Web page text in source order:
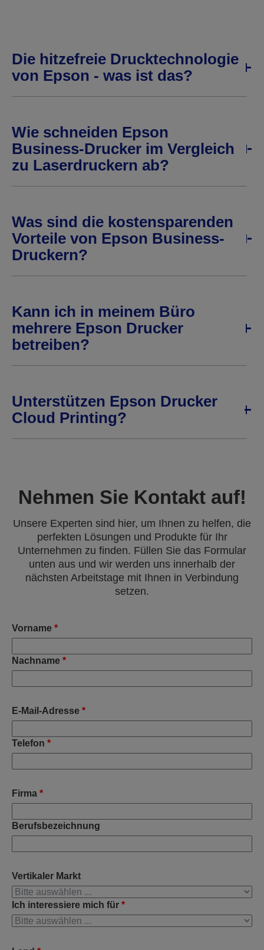
Die hitzefreie Drucktechnologie
von Epson - was ist das?
Wie schneiden Epson
Business-Drucker im Vergleich
zu Laserdruckern ab?
Was sind die kostensparenden
Vorteile von Epson Business-
Druckern?
Kann ich in meinem Büro
mehrere Epson Drucker
betreiben?
Unterstützen Epson Drucker
Cloud Printing?
Nehmen Sie Kontakt auf!
Unsere Experten sind hier, um Ihnen zu helfen, die
perfekten Lösungen und Produkte für Ihr
Unternehmen zu finden. Füllen Sie das Formular
unten aus und wir werden uns innerhalb der
nächsten Arbeitstage mit Ihnen in Verbindung
setzen.
Vorname *
Nachname *
E-Mail-Adresse *
Telefon *
Firma *
Berufsbezeichnung
Vertikaler Markt
Ich interessiere mich für *